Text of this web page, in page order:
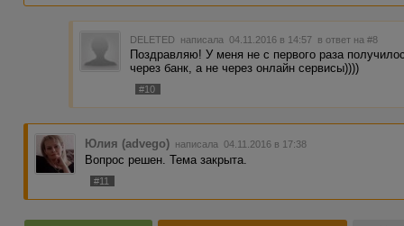
DELETED написала 04.11.2016 в 14:57 в ответ на #8
Поздравляю! У меня не с первого раза
через банк, а не через онлайн сервисы))))
#10
Юлия (advego) написала 04.11.2016 в 17:38
Вопрос решен. Тема закрыта.
#11